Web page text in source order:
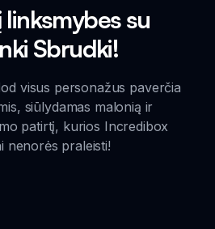
linksmybes su
Sbrudki!
visus personažus paverčia
siūlydamas malonią ir
patirtį, kurios Incredibox
nenorės praleisti!